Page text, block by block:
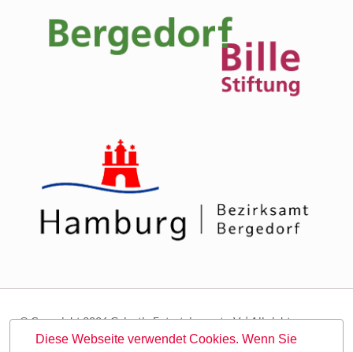
© Copyright 2026 Galactic Entertainment e.V. | All rights
reserved.
Diese Webseite verwendet Cookies. Wenn Sie